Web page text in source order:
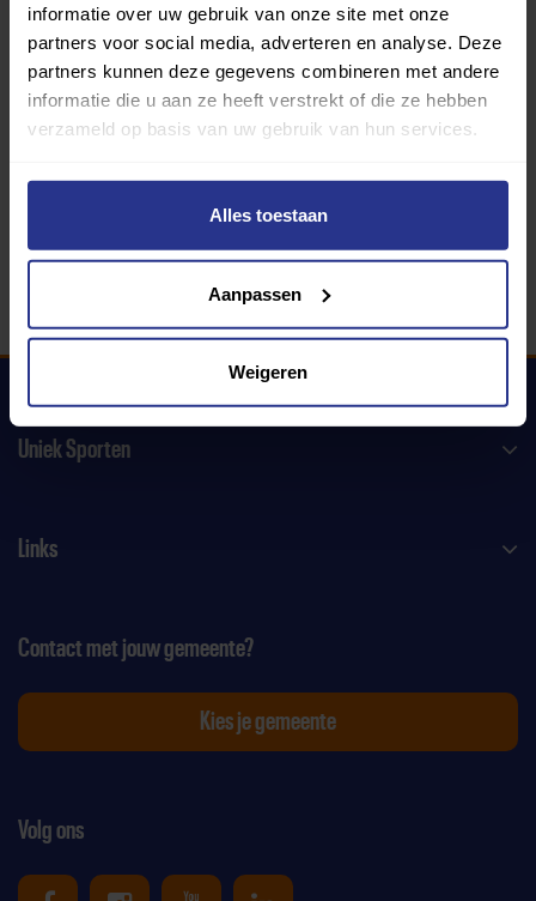
informatie over uw gebruik van onze site met onze
partners voor social media, adverteren en analyse. Deze
partners kunnen deze gegevens combineren met andere
informatie die u aan ze heeft verstrekt of die ze hebben
verzameld op basis van uw gebruik van hun services.
Alles toestaan
Aanpassen
Weigeren
Programma van:
340 gemeenten
Uniek Sporten
Links
Volg ons
Contact met jouw gemeente?
Kies je gemeente